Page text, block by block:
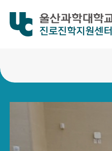
진로진학지원센터